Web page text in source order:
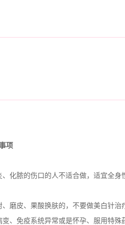
项
脓的伤口的人不适合做，适宜全身
皮、果酸换肤的，不要做美白针治
免疫系统异常或是怀孕、服用特殊